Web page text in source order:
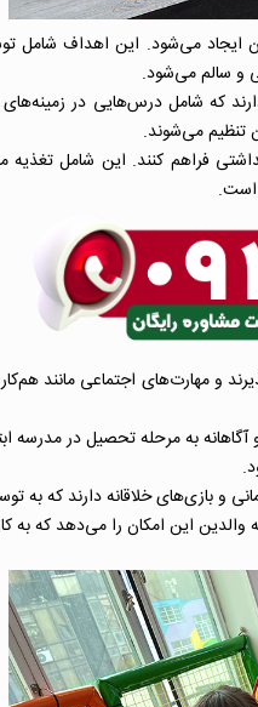
می‌شود. این اهداف شامل
و سالم می‌شود.
که شامل درس‌هایی در زمینه‌های
تنظیم می‌شوند.
فراهم کنند. این شامل تغذیه
است.
و مهارت‌های اجتماعی مانند
به مرحله تحصیل در مدرسه
این امکان را می‌دهد که به کار